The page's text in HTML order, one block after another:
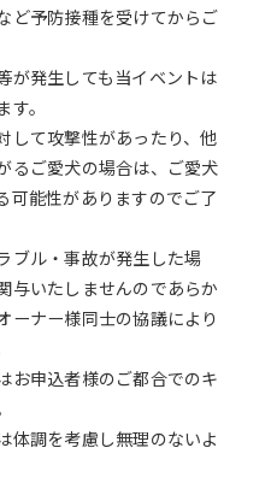
ど予防接種を受けてからご
が発生しても当イベントは
。
して攻撃性があったり、他
るご愛犬の場合は、ご愛犬
可能性がありますのでご了
ブル・事故が発生した場
与いたしませんのであらか
ーナー様同士の協議により
お申込者様のご都合でのキ
体調を考慮し無理のないよ